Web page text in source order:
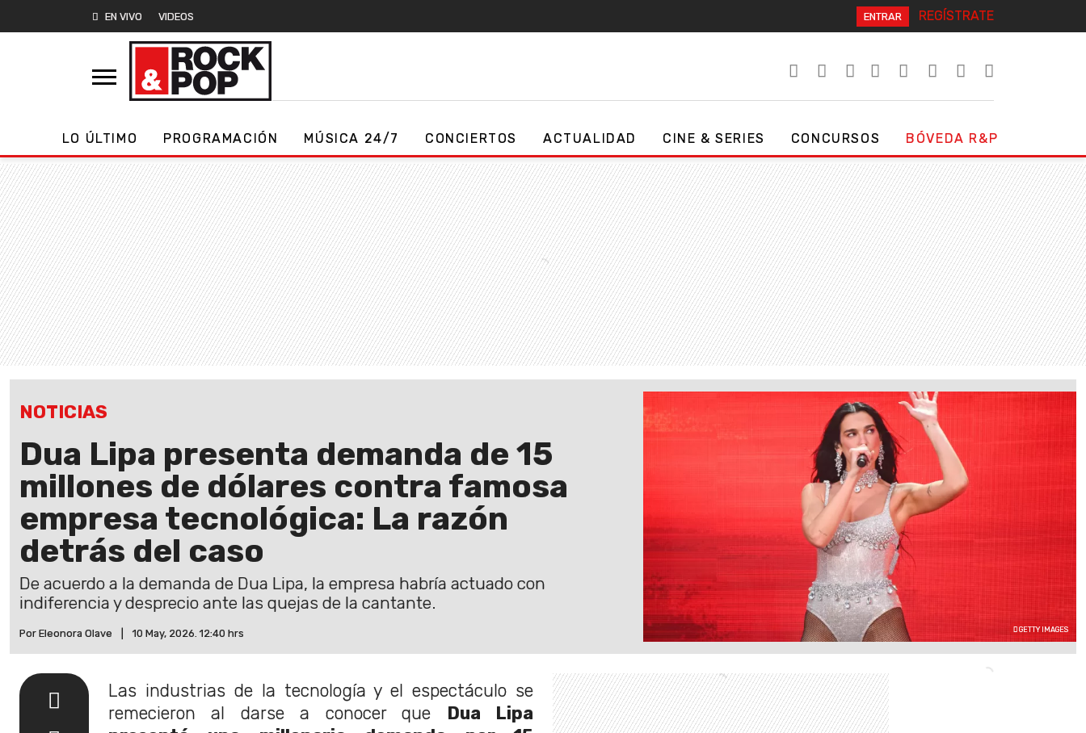
EN VIVO VIDEOS ENTRAR REGÍSTRATE
LO ÚLTIMO PROGRAMACIÓN MÚSICA 24/7 CONCIERTOS ACTUALIDAD CINE & SERIES CONCURSOS BÓVEDA R&P
NOTICIAS
Dua Lipa presenta demanda de 15
millones de dólares contra famosa
empresa tecnológica: La razón
detrás del caso
De acuerdo a la demanda de Dua Lipa, la empresa habría actuado con
indiferencia y desprecio ante las quejas de la cantante.
Por Eleonora Olave 10 May, 2026. 12:40 hrs GETTY IMAGES
Las industrias de la tecnología y el espectáculo se
remecieron al darse a conocer que Dua Lipa